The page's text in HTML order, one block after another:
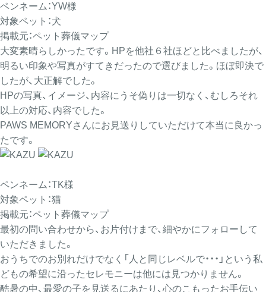
ペンネーム：YW様
対象ペット：犬
掲載元：ペット葬儀マップ
大変素晴らしかったです。HPを他社６社ほどと比べましたが、
明るい印象や写真がすてきだったので選びました。ほぼ即決で
したが、大正解でした。
HPの写真、イメージ、内容にうそ偽りは一切なく、むしろそれ
以上の対応、内容でした。
PAWS MEMORYさんにお見送りしていただけて本当に良かっ
たです。
ペンネーム：TK様
対象ペット：猫
掲載元：ペット葬儀マップ
最初の問い合わせから、お片付けまで、細やかにフォローして
いただきました。
おうちでのお別れだけでなく「人と同じレベルで・・・」という私
どもの希望に沿ったセレモニーは他には見つかりません。
酷暑の中、最愛の子を見送るにあたり、心のこもったお手伝い